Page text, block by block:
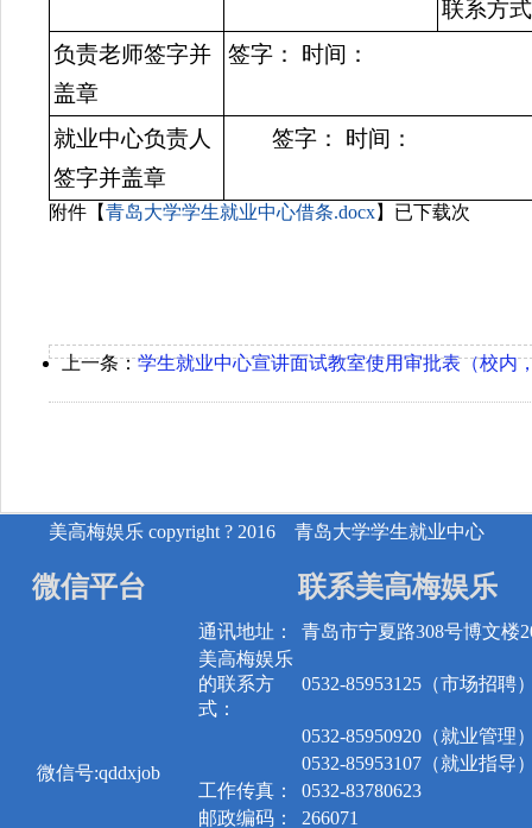
联系方式
负责老师签字并
盖章
签字： 时间：
就业中心负责人
签字并盖章
签字： 时间：
附件【青岛大学学生就业中心借条.docx】已下载次
上一条：学生就业中心宣讲面试教室使用审批表（校内
美高梅娱乐 copyright ? 2016 青岛大学学生就业中心
微信平台
微信号:qddxjob
联系美高梅娱乐
通讯地址：
青岛市宁夏路308号博文楼
美高梅娱乐
的联系方
式：
0532-85953125（市场招聘
0532-85950920（就业管理
0532-85953107（就业指导
工作传真：
0532-83780623
邮政编码：
266071